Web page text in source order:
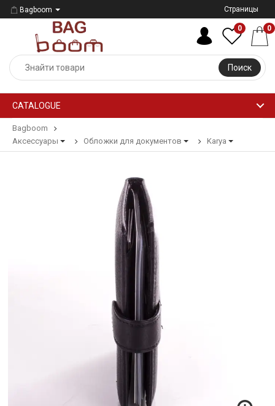
Bagboom Страницы
Поиск
0 0
CATALOGUE
Bagboom
Аксессуары
Обложки для документов Karya